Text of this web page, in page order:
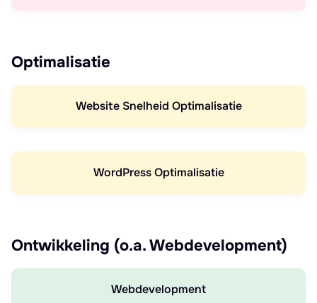
Optimalisatie
Website Snelheid Optimalisatie
WordPress Optimalisatie
Ontwikkeling (o.a. Webdevelopment)
Webdevelopment